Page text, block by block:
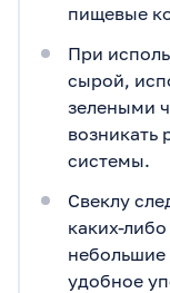
пищевые
При
сырой,
зелеными
возникать
системы.
Свеклу
каких-
небольшие
удобное